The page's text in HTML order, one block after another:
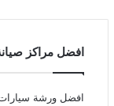
افضل مراكز
افضل ورشة سيارات